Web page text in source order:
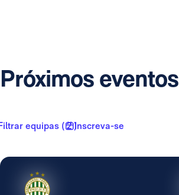
Próximos eventos
equipas ( 2 )Inscreva-se